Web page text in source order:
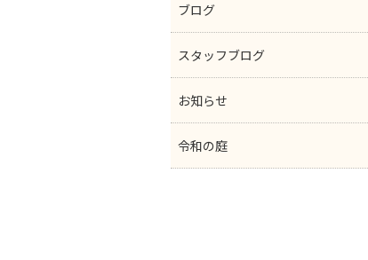
ブログ
スタッフブログ
お知らせ
令和の庭